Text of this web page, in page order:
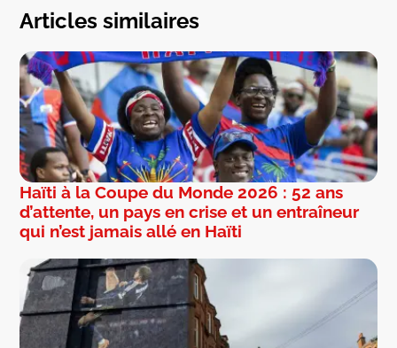
Articles similaires
Haïti à la Coupe du Monde 2026 : 52 ans
d’attente, un pays en crise et un entraîneur
qui n’est jamais allé en Haïti